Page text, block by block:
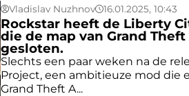
Vladislav Nuzhnov 16.01.2025, 10:43
Rockstar heeft de Liberty
die de map van Grand
gesloten.
Slechts een paar weken na de
Project, een ambitieuze mod die
Grand Theft A...